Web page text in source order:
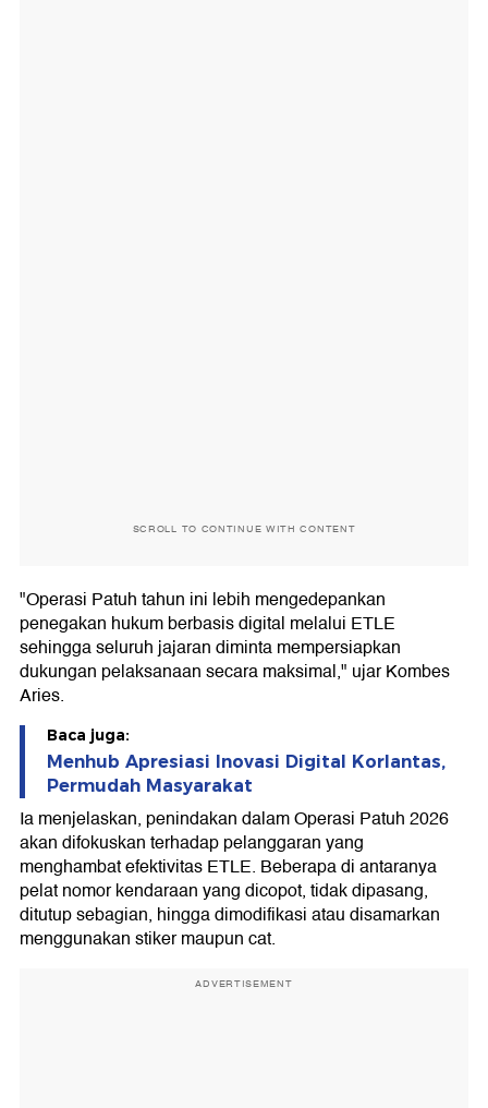
SCROLL TO CONTINUE WITH CONTENT
"Operasi Patuh tahun ini lebih mengedepankan
penegakan hukum berbasis digital melalui ETLE
sehingga seluruh jajaran diminta mempersiapkan
dukungan pelaksanaan secara maksimal," ujar Kombes
Aries.
Baca juga:
Menhub Apresiasi Inovasi Digital Korlantas,
Permudah Masyarakat
Ia menjelaskan, penindakan dalam Operasi Patuh 2026
akan difokuskan terhadap pelanggaran yang
menghambat efektivitas ETLE. Beberapa di antaranya
pelat nomor kendaraan yang dicopot, tidak dipasang,
ditutup sebagian, hingga dimodifikasi atau disamarkan
menggunakan stiker maupun cat.
ADVERTISEMENT